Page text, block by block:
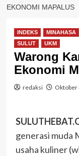
EKONOMI MAPALUS
INDEKS MINAHASA
SULUT
UKM
Warong
Ekonomi
redaksi Oktober
generasi muda
usaha kuliner